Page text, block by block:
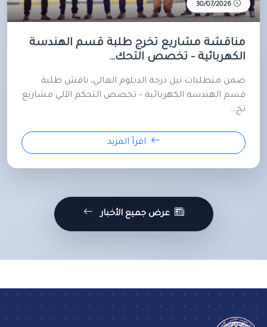
30/07/2026
مناقشة مشاريع تخرج طلبة قسم الهندسة
الكهربائية – تخصص التحك…
ضمن متطلبات نيل درجة الدبلوم العالي، ناقش طلبة
قسم الهندسة الكهربائية – تخصص التحكم الآلي مشاريع
تخ…
اقرأ المزيد
عرض جميع الأخبار